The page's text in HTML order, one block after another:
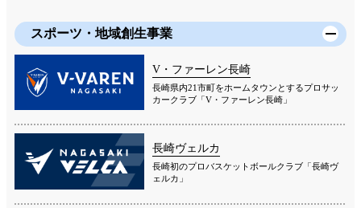
スポーツ・地域創生事業
V・ファーレン長崎
長崎県内21市町をホームタウンとするプロサッ
カークラブ「V・ファーレン長崎」
長崎ヴェルカ
長崎初のプロバスケットボールクラブ「長崎ヴ
ェルカ」